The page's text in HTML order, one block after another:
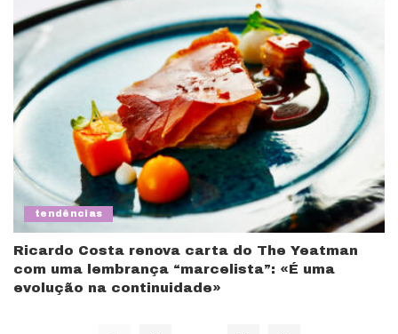
tendências
Ricardo Costa renova carta do The Yeatman
com uma lembrança “marcelista”: «É uma
evolução na continuidade»